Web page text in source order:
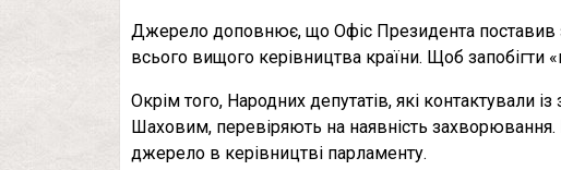
Джерело доповнює, що Офіс Президента поставив
всього вищого керівництва країни. Щоб запобігти
Окрім того, Народних депутатів, які контактували
Шаховим, перевіряють на наявність захворювання.
джерело в керівництві парламенту.